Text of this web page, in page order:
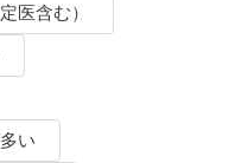
医含む）
い